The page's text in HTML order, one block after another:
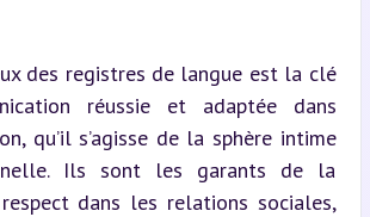
des registres de langue est la clé
réussie et adaptée dans
qu’il s’agisse de la sphère intime
Ils sont les garants de la
dans les relations sociales,